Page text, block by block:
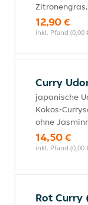
12,90 €
inkl. Pfand (0,00
Curry
japanische
Kokos-
ohne
14,50 €
inkl. Pfand (0,00
Rot Curry